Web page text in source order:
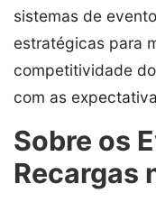
sistemas de
estratégicas para
competitividade
com as
Sobre os
Recargas